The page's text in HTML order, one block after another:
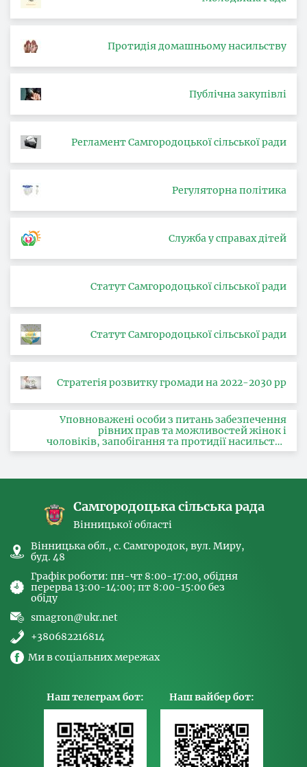
Протидія домашньому насильству
Публічна закупівлі
Регламент Самгородоцької сільської ради
Регуляторна політика
Служба у справах дітей
Статут Самгородоцької сільської ради
Статут Самгородоцької сільської ради
Стратегія розвитку громади на 2022-2030 рр
Уповноважені особи з питань забезпечення
рівних прав та можливостей жінок і
чоловіків, запобігання та протидії насильству
за ознакою статі, з питань здійснення заходів,
Самгородоцька сільська рада
Вінницької області
Вінницька обл., с. Самгородок, вул. Миру,
буд. 48
Графік роботи: пн-чт 8:00-17:00, обідня
перерва 13:00-14:00; пт 8:00-15:00 без
обіду
smagron@ukr.net
+380682216814
Ми в соціальних мережах
Наш телеграм бот: Наш вайбер бот: